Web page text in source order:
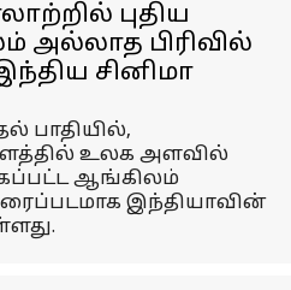
புதிய
அல்லாத பிரிவில்
சினிமா
பாதியில்,
உலக அளவில்
ஆங்கிலம்
இந்தியாவின்